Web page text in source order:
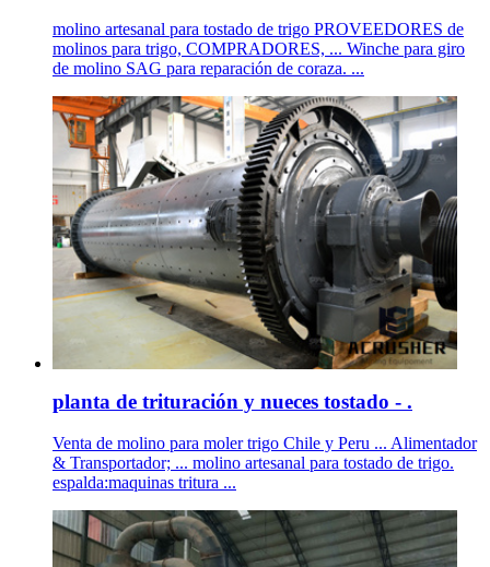
molino artesanal para tostado de trigo PROVEEDORES de
molinos para trigo, COMPRADORES, ... Winche para giro
de molino SAG para reparación de coraza. ...
planta de trituración y nueces tostado - .
Venta de molino para moler trigo Chile y Peru ... Alimentador
& Transportador; ... molino artesanal para tostado de trigo.
espalda:maquinas tritura ...